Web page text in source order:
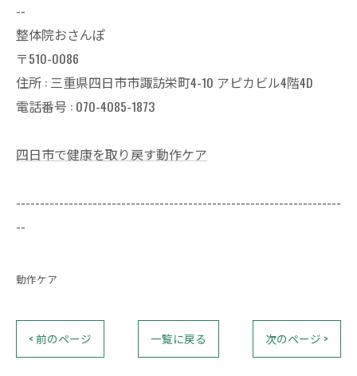
--
整体院おさんぽ
〒510-0086
住所 : 三重県四日市市諏訪栄町4-10 アピカビル4階4D
電話番号 : 070-4085-1873
四日市で健康を取り戻す動作ケア
--------------------------------------------------------------------
--
動作ケア
< 前のページ 一覧に戻る 次のページ >